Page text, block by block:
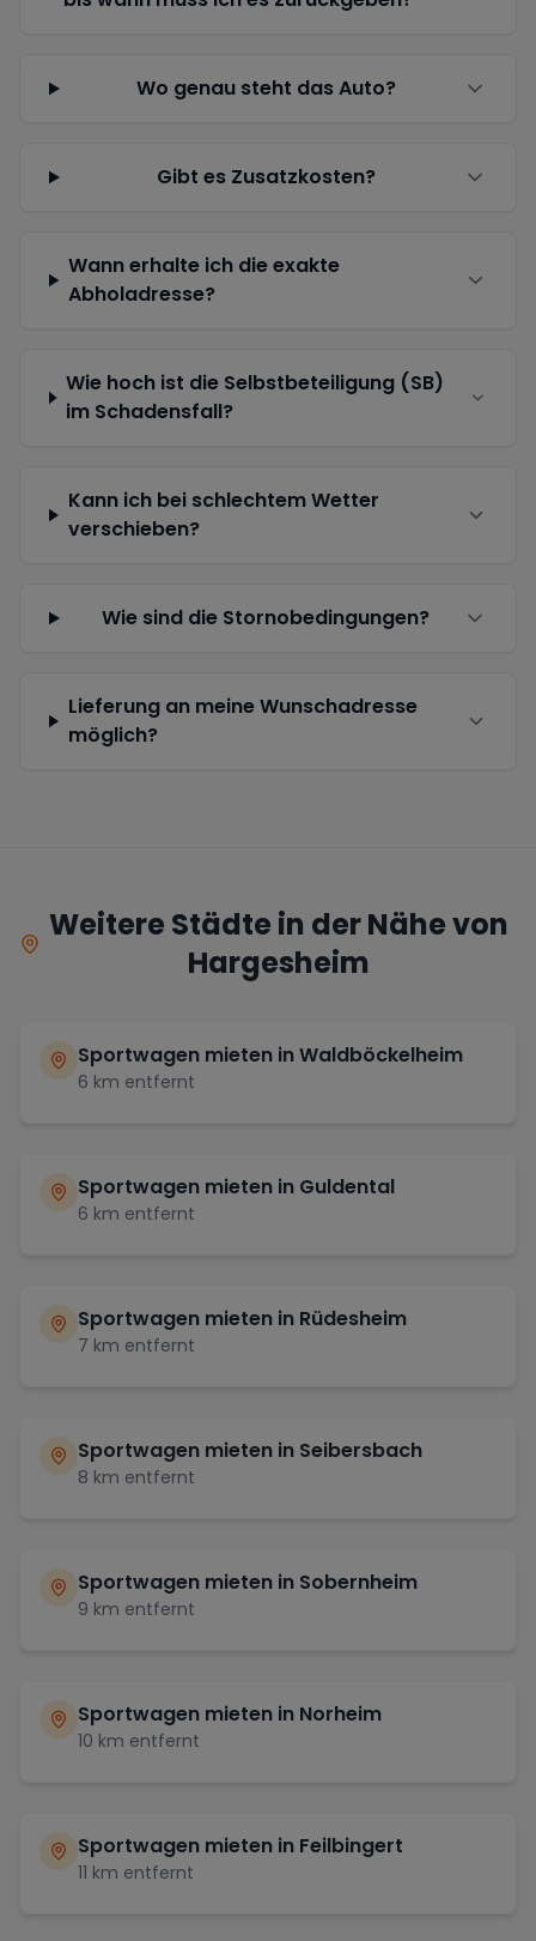
Wo genau steht das Auto?
Gibt es Zusatzkosten?
Wann erhalte ich die exakte
Abholadresse?
Wie hoch ist die Selbstbeteiligung (SB)
im Schadensfall?
Kann ich bei schlechtem Wetter
verschieben?
Wie sind die Stornobedingungen?
Lieferung an meine Wunschadresse
möglich?
Weitere Städte in der Nähe von
Hargesheim
Sportwagen mieten inWaldböckelheim
6 km entfernt
Sportwagen mieten in Guldental
6 km entfernt
Sportwagen mieten in Rüdesheim
7 km entfernt
Sportwagen mieten in Seibersbach
8 km entfernt
Sportwagen mieten in Sobernheim
9 km entfernt
Sportwagen mieten in Norheim
10 km entfernt
Sportwagen mieten in Feilbingert
11 km entfernt